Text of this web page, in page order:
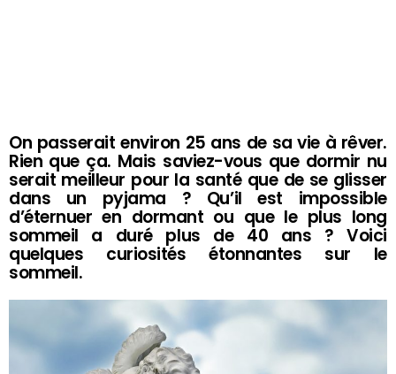
On passerait environ 25 ans de sa vie à rêver.
Rien que ça. Mais saviez-vous que dormir nu
serait meilleur pour la santé que de se glisser
dans un pyjama ? Qu’il est impossible
d’éternuer en dormant ou que le plus long
sommeil a duré plus de 40 ans ? Voici
quelques curiosités étonnantes sur le
sommeil.